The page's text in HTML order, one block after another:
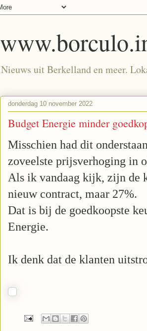
Nieuws uit Berkelland en meer.
donderdag 10 november 2022
Budget Energie minder
Misschien had dit
zoveelste prijsverhoging in
Als ik vandaag kijk, zijn de
nieuw contract, maar 27%.
Dat is bij de goedkoopste
Energie.
Ik denk dat de klanten